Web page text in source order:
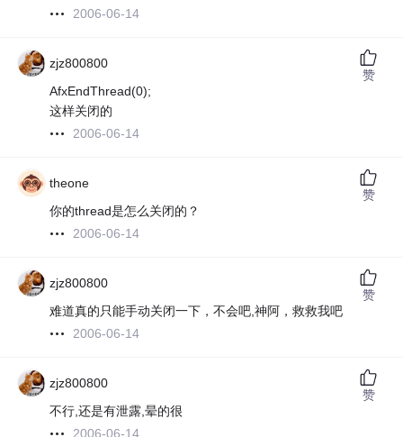
2006-06-14
zjz800800
AfxEndThread(0);
这样关闭的
2006-06-14
赞
theone
你的thread是怎么关闭的？
2006-06-14
赞
zjz800800
难道真的只能手动关闭一下，不会吧,神阿，救救我吧
2006-06-14
赞
zjz800800
不行,还是有泄露,晕的很
2006-06-14
赞